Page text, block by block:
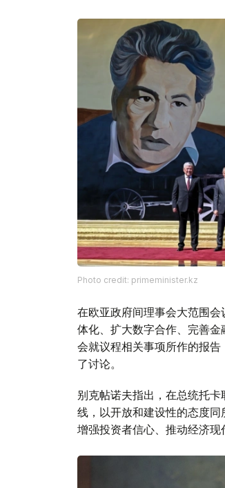
Photo credit: primeminister.kz
在欧亚政府间理事会大范围
体化、扩大数字合作、完善
会就议程相关事项所作的报
了讨论。
别克帖诺夫指出，在总统托
线，以开放和建设性的态度
增强投资者信心、推动经济现